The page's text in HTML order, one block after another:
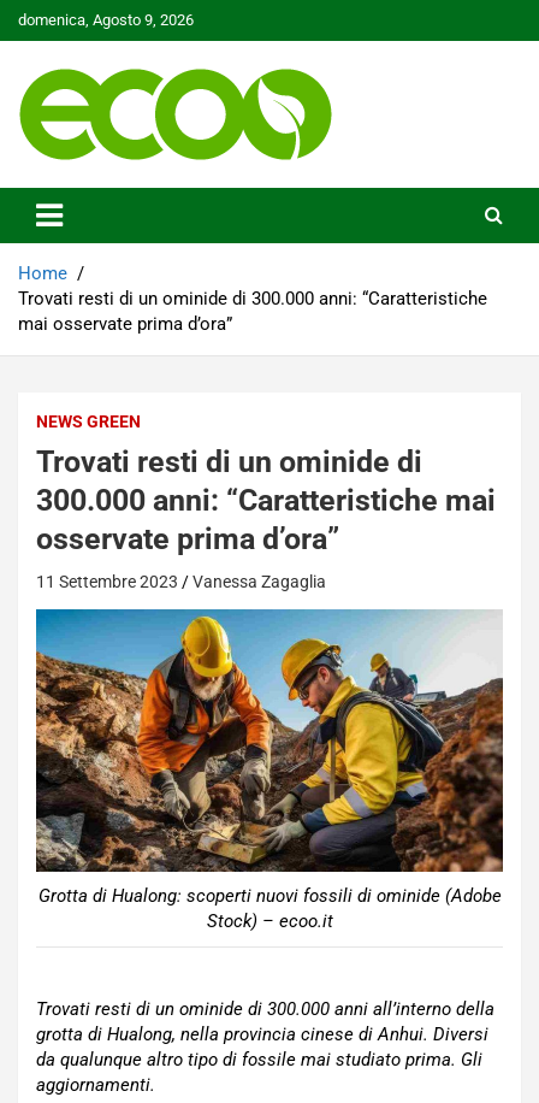
Skip
to
domenica, Agosto 9, 2026
Ecoo.it
Home
Trovati resti di un ominide di 300.000 anni: “Caratteristiche
mai osservate prima d’ora”
NEWS GREEN
Trovati resti di un ominide di
300.000 anni: “Caratteristiche mai
osservate prima d’ora”
11 Settembre 2023 Vanessa Zagaglia
Grotta di Hualong: scoperti nuovi fossili di ominide (Adobe
Stock) – ecoo.it
Trovati resti di un ominide di 300.000 anni all’interno della
grotta di Hualong, nella provincia cinese di Anhui. Diversi
da qualunque altro tipo di fossile mai studiato prima. Gli
aggiornamenti.